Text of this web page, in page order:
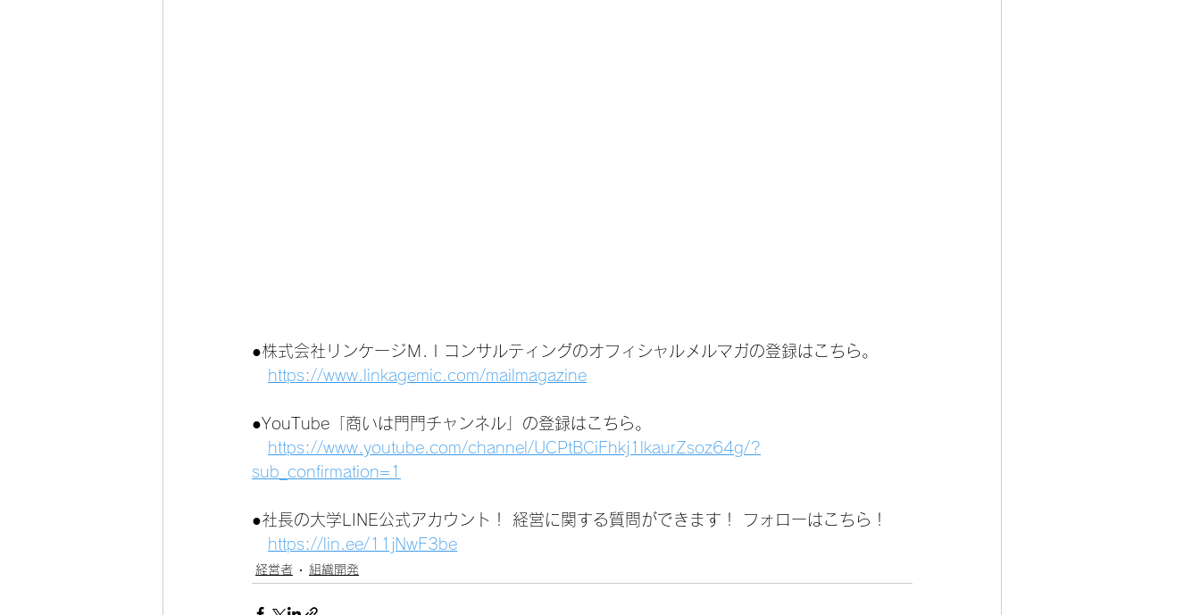
●株式会社リンケージＭ.Ｉコンサルティングのオフィシャルメルマガの登録はこちら。
https://www.linkagemic.com/mailmagazine
●YouTube「商いは門門チャンネル」の登録はこちら。
https://www.youtube.com/channel/UCPtBCiFhkj1lkaurZsoz64g/?
sub_confirmation=1
●社長の大学LINE公式アカウント！ 経営に関する質問ができます！ フォローはこちら！
https://lin.ee/11jNwF3be
経営者 組織開発